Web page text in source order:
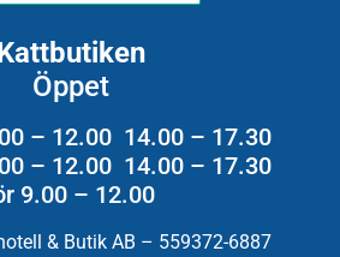
Öppet
– 12.00 14.00 – 17.30
– 12.00 14.00 – 17.30
9.00 – 12.00
& Butik AB – 559372-6887